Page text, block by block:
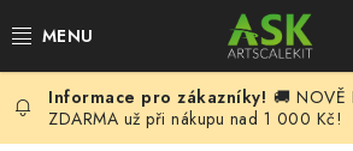
na
BLOG
🚚 NOVĚ
ZDARMA už při nákupu nad 1 000 Kč!